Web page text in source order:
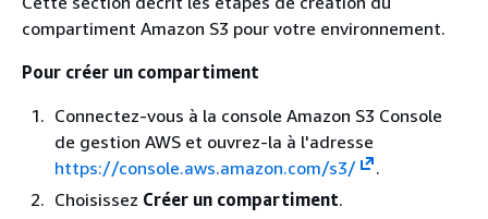
compartiment Amazon S3 pour votre environnement.
Pour créer un compartiment
Connectez-vous à la console Amazon S3 Console
de gestion AWS et ouvrez-la à l'adresse
https://console.aws.amazon.com/s3/
.
Choisissez Créer un compartiment.